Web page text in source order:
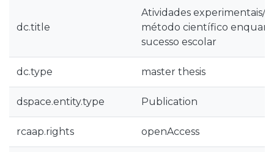
dc.title
Atividades experimentais/
método científico
sucesso escolar
dc.type master thesis
dspace.entity.type Publication
rcaap.rights openAccess